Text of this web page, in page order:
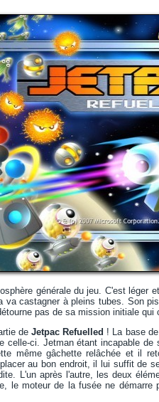
générale du jeu. C'est léger
castagner à pleins tubes. Son
pas de sa mission initiale
deJetpac Refuelled ! La base
celle-ci. Jetman étant incapable
même gâchette relâchée et il
au bon endroit, il lui suffit de
L'un après l'autre, les deux
le moteur de la fusée ne